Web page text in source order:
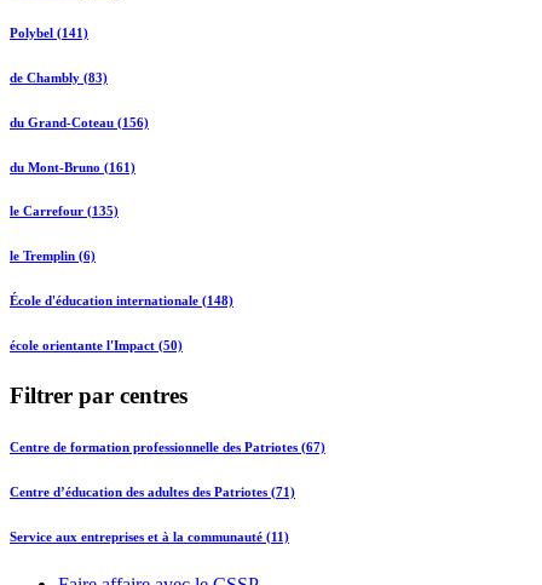
Polybel (141)
de Chambly (83)
du Grand-Coteau (156)
du Mont-Bruno (161)
le Carrefour (135)
le Tremplin (6)
École d'éducation internationale (148)
école orientante l'Impact (50)
Filtrer par centres
Centre de formation professionnelle des Patriotes (67)
Centre d’éducation des adultes des Patriotes (71)
Service aux entreprises et à la communauté (11)